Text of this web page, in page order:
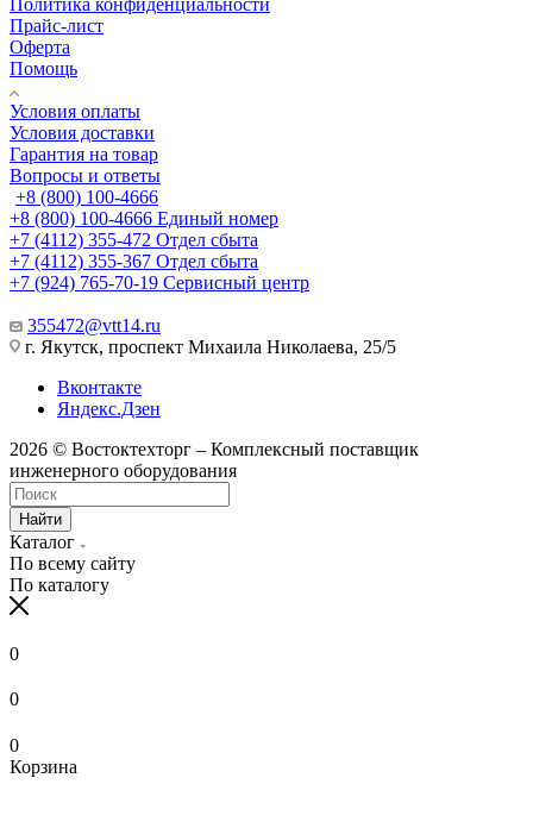
Прайс-лист
Оферта
Помощь
Условия оплаты
Условия доставки
Гарантия на товар
Вопросы и ответы
+8 (800) 100-4666
+8 (800) 100-4666 Единый номер
+7 (4112) 355-472 Отдел сбыта
+7 (4112) 355-367 Отдел сбыта
+7 (924) 765-70-19 Сервисный центр
355472@vtt14.ru
г. Якутск, проспект Михаила Николаева, 25/5
Вконтакте
Яндекс.Дзен
2026 © Востоктехторг – Комплексный поставщик
инженерного оборудования
Найти
Каталог
По всему сайту
По каталогу
0
0
0
Корзина